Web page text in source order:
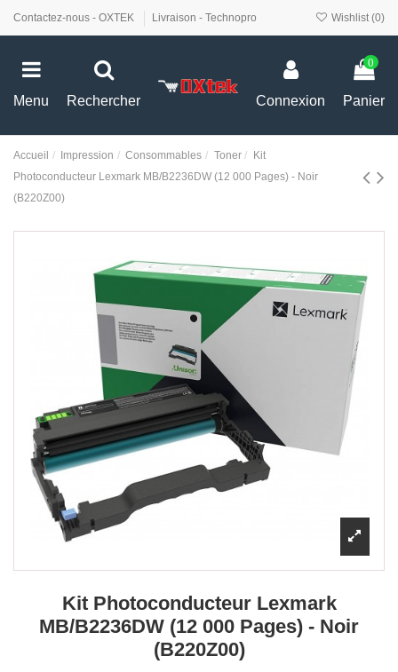
Contactez-nous - OXTEK Livraison - Technopro Wishlist (0)
Menu Rechercher Connexion
0
Panier
Accueil Impression Consommables Toner
Kit
Photoconducteur Lexmark MB/B2236DW (12 000 Pages) - Noir
(B220Z00)
Kit Photoconducteur Lexmark
MB/B2236DW (12 000 Pages) - Noir
(B220Z00)